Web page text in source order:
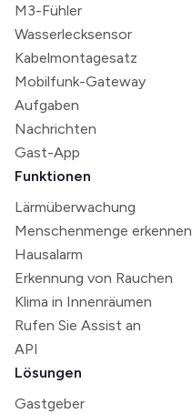
M3-Fühler
Wasserlecksensor
Kabelmontagesatz
Mobilfunk-Gateway
Aufgaben
Nachrichten
Gast-App
Funktionen
Lärmüberwachung
Menschenmenge erkennen
Hausalarm
Erkennung von Rauchen
Klima in Innenräumen
Rufen Sie Assist an
API
Lösungen
Gastgeber